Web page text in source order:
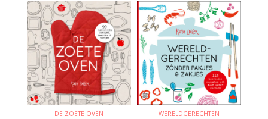
DE ZOETE OVEN WERELDGERECHTEN